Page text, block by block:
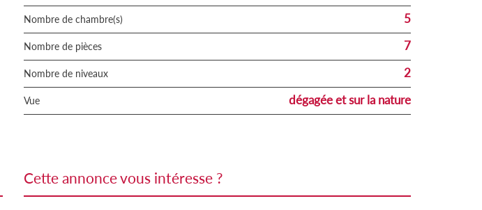
Nombre de chambre(s) 5
Nombre de pièces 7
Nombre de niveaux 2
Vue dégagée et sur la nature
cette annonce vous intéresse ?